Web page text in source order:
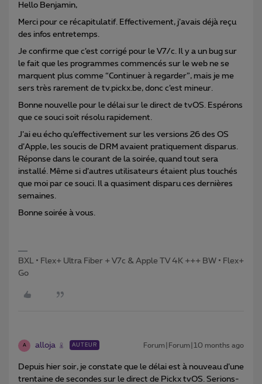
Hello Benjamin,
Merci pour ce récapitulatif. Effectivement, j’avais déjà reçu
des infos entretemps.
Je confirme que c’est corrigé pour le V7/c. Il y a un bug sur
le fait que les programmes commencés sur le web ne se
marquent plus comme “Continuer à regarder”, mais je me
sers très rarement de tv.pickx.be, donc c’est mineur.
Bonne nouvelle pour le délai sur le direct de tvOS. Espérons
que ce souci soit résolu rapidement.
J’ai eu écho qu’effectivement sur les versions 26 des OS
d’Apple, les soucis de DRM avaient pratiquement disparus.
Réponse dans le courant de la soirée, quand tout sera
installé. Même si d’autres utilisateurs étaient plus touchés
que moi par ce souci. Il a quasiment disparu ces dernières
semaines.
Bonne soirée à vous.
BXL • Flex+ Ultra Fiber + V7c & Apple TV 4K +++ BW • Flex+
Go
A alloja AUTEUR Forum|Forum|10 months ago
Depuis hier soir, je constate que le délai est à nouveau d’une
trentaine de secondes sur le direct de Pickx tvOS. Serions-